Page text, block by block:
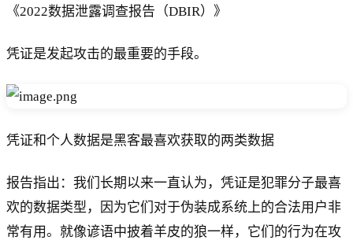
《2022数据泄露调查报告（DBIR）》
凭证是发起攻击的最重要的手段。
凭证和个人数据是黑客最喜欢获取的两类数据
报告指出：我们长期以来一直认为，凭证是犯罪分子最喜
欢的数据类型，因为它们对于伪装成系统上的合法用户非
常有用。就像谚语中披着羊皮的狼一样，它们的行为在攻